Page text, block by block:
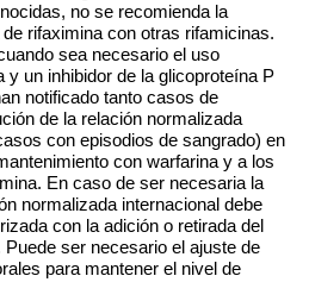
no se recomienda la
rifaximina con otras rifamicinas.
sea necesario el uso
un inhibidor de la glicoproteína P
notificado tanto casos de
de la relación normalizada
con episodios de sangrado) en
con warfarina y a los
En caso de ser necesaria la
normalizada internacional debe
con la adición o retirada del
ser necesario el ajuste de
para mantener el nivel de